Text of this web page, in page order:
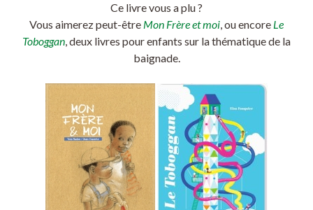
Ce livre vous a plu ?
Vous aimerez peut-être Mon Frère et moi, ou encore Le
Toboggan, deux livres pour enfants sur la thématique de la
baignade.